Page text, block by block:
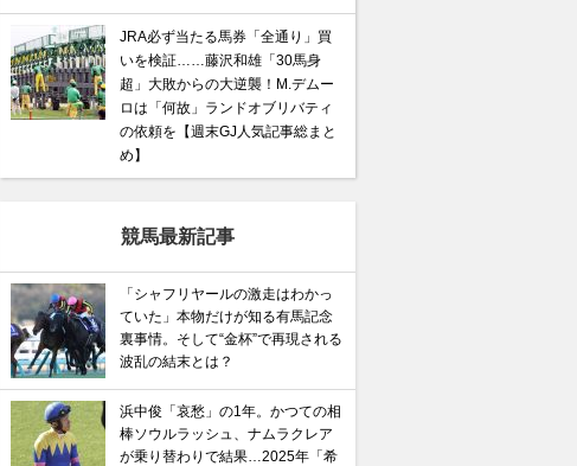
JRA必ず当たる馬券「全通り」買
いを検証……藤沢和雄「30馬身
超」大敗からの大逆襲！M.デムー
ロは「何故」ランドオブリバティ
の依頼を【週末GJ人気記事総まと
め】
競馬最新記事
「シャフリヤールの激走はわかっ
ていた」本物だけが知る有馬記念
裏事情。そして“金杯”で再現される
波乱の結末とは？
浜中俊「哀愁」の1年。かつての相
棒ソウルラッシュ、ナムラクレア
が乗り替わりで結果…2025年「希